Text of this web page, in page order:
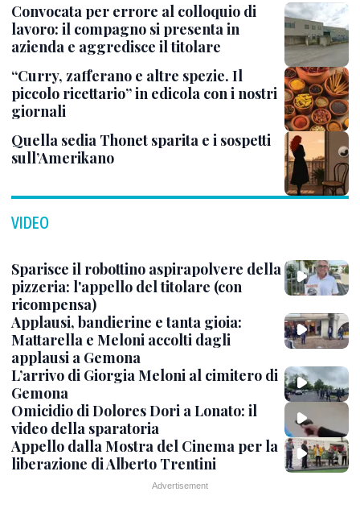
Convocata per errore al colloquio di
lavoro: il compagno si presenta in
azienda e aggredisce il titolare
“Curry, zafferano e altre spezie. Il
piccolo ricettario” in edicola con i nostri
giornali
Quella sedia Thonet sparita e i sospetti
sull’Amerikano
VIDEO
Sparisce il robottino aspirapolvere della
pizzeria: l'appello del titolare (con
ricompensa)
Applausi, bandierine e tanta gioia:
Mattarella e Meloni accolti dagli
applausi a Gemona
L’arrivo di Giorgia Meloni al cimitero di
Gemona
Omicidio di Dolores Dori a Lonato: il
video della sparatoria
Appello dalla Mostra del Cinema per la
liberazione di Alberto Trentini